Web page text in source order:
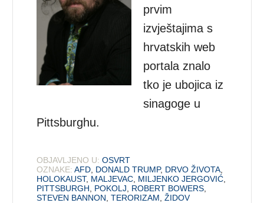
prvim
izvještajima s
hrvatskih web
portala znalo
tko je ubojica iz
sinagoge u
Pittsburghu.
OBJAVLJENO U: OSVRT
OZNAKE: AFD DONALD TRUMP, DRVO ŽIVOTA
HOLOKAUST, MALJEVAC MILJENKO JERGOVIĆ
PITTSBURGH
POKOLJ ROBERT BOWERS
STEVEN BANNON ,TERORIZAM ,ŽIDOV